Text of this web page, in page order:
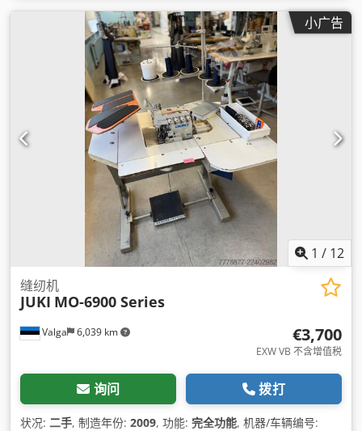
小广告
1 / 12
Valga 6,039 km
缝纫机
JUKI MO-6900 Series
€3,700
EXW VB 不含增值税
询问 拨打
状况: 二手, 制造年份: 2009, 功能: 完全功能, 机器/车辆编号: